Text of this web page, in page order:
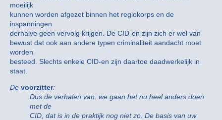
moeilijk
kunnen worden afgezet binnen het regiokorps en de
inspanningen
derhalve geen vervolg krijgen. De CID-en zijn zich er wel van
bewust dat ook aan andere typen criminaliteit aandacht moet
worden
besteed. Slechts enkele CID-en zijn daartoe daadwerkelijk in
staat.
De voorzitter:
Dus de verhalen van: we gaan het nu heel anders doen
met de
CID, dat is in de praktijk nog niet zo. De basis van uw